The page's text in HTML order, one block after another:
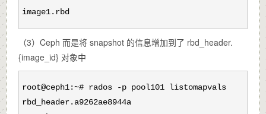
image1.rbd
（3）Ceph 而是将 snapshot 的信息增加到了 rbd_header.
{image_id} 对象中
root@ceph1:~# rados -p pool101 listomapvals
rbd_header.a9262ae8944a